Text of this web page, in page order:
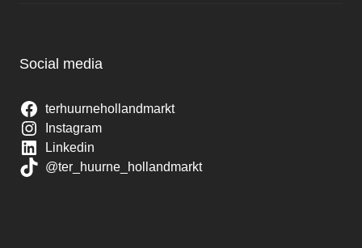
Social media
terhuurnehollandmarkt
Instagram
Linkedin
@ter_huurne_hollandmarkt